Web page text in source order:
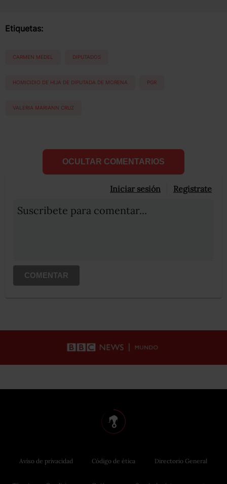
Etiquetas:
CARMEN MEDEL DIPUTADOS
HOMICIDIO DE HIJA DE DIPUTADA DE MORENA PGR
VALERIA MARIANN CRUZ
OCULTAR COMENTARIOS
Iniciar sesión Registrate
Suscribete para comentar...
COMENTAR
Aviso de privacidad Código de ética Directorio General